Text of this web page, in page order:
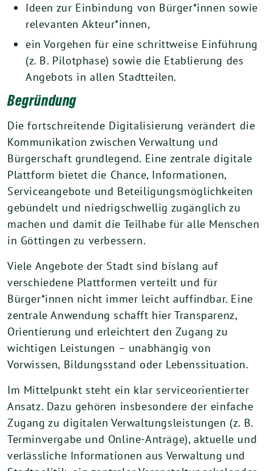
Ideen zur Einbindung von Bürger*innen sowie
relevanten Akteur*innen,
ein Vorgehen für eine schrittweise Einführung
(z. B. Pilotphase) sowie die Etablierung des
Angebots in allen Stadtteilen.
Begründung
Die fortschreitende Digitalisierung verändert die
Kommunikation zwischen Verwaltung und
Bürgerschaft grundlegend. Eine zentrale digitale
Plattform bietet die Chance, Informationen,
Serviceangebote und Beteiligungsmöglichkeiten
gebündelt und niedrigschwellig zugänglich zu
machen und damit die Teilhabe für alle Menschen
in Göttingen zu verbessern.
Viele Angebote der Stadt sind bislang auf
verschiedene Plattformen verteilt und für
Bürger*innen nicht immer leicht auffindbar. Eine
zentrale Anwendung schafft hier Transparenz,
Orientierung und erleichtert den Zugang zu
wichtigen Leistungen – unabhängig von
Vorwissen, Bildungsstand oder Lebenssituation.
Im Mittelpunkt steht ein klar serviceorientierter
Ansatz. Dazu gehören insbesondere der einfache
Zugang zu digitalen Verwaltungsleistungen (z. B.
Terminvergabe und Online-Anträge), aktuelle und
verlässliche Informationen aus Verwaltung und